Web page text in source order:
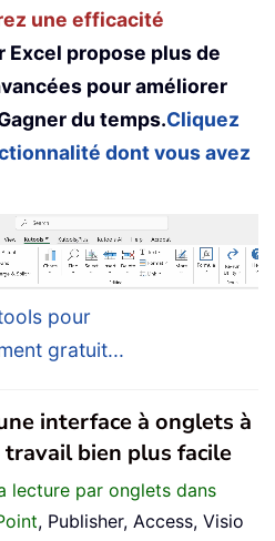
une efficacité
Excel propose plus de
pour améliorer
du temps.Cliquez
dont vous avez
pour
gratuit...
interface à onglets à
bien plus facile
lecture par onglets dans
, Publisher, Access, Visio